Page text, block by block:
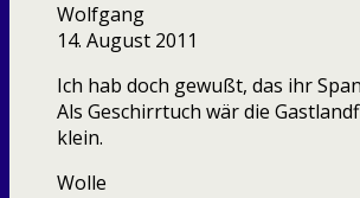
Wolfgang
14. August 2011
Ich hab doch gewußt, das ihr
Als Geschirrtuch wär die
klein.
Wolle